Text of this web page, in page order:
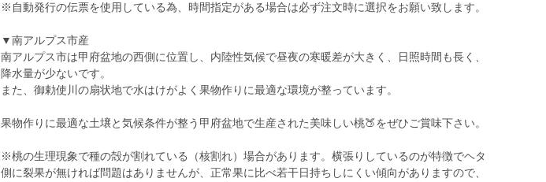
※自動発行の伝票を使用している為、時間指定がある場合は必ず注文時に選択をお願い致します。
▼南アルプス市産
南アルプス市は甲府盆地の西側に位置し、内陸性気候で昼夜の寒暖差が大きく、日照時間も長く、
降水量が少ないです。
また、御勅使川の扇状地で水はけがよく果物作りに最適な環境が整っています。
果物作りに最適な土壌と気候条件が整う甲府盆地で生産された美味しい桃🍑をぜひご賞味下さい。
※桃の生理現象で種の殻が割れている（核割れ）場合があります。横張りしているのが特徴でヘタ
側に裂果が無ければ問題はありませんが、正常果に比べ若干日持ちしにくい傾向がありますので、